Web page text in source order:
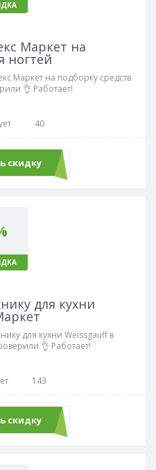
Маркет на
ногтей
Маркет на подборку средств
👌 Работает!
40
скидку
для кухни
для кухни Weissgauff в
👌 Работает!
143
скидку